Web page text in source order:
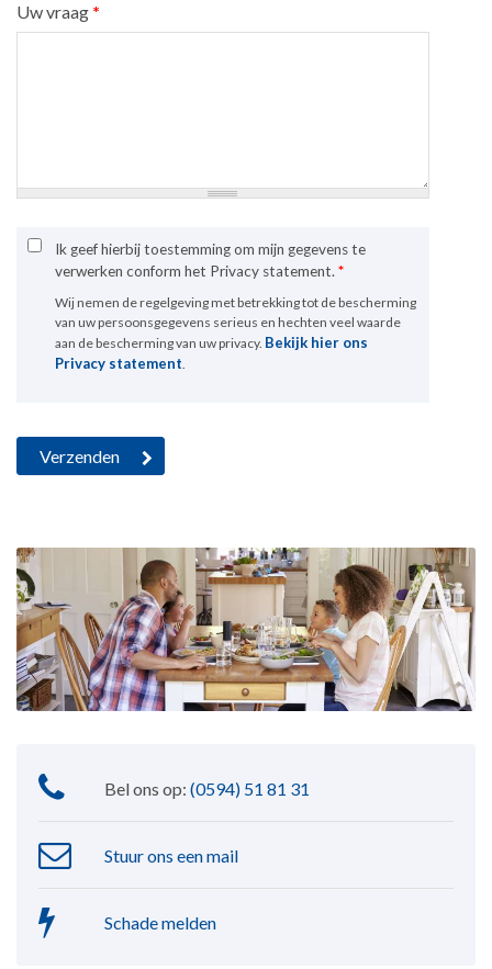
Uw vraag *
Ik geef hierbij toestemming om mijn gegevens te
verwerken conform het Privacy statement. *
Wij nemen de regelgeving met betrekking tot de bescherming
van uw persoonsgegevens serieus en hechten veel waarde
aan de bescherming van uw privacy. Bekijk hier ons
Privacy statement
Bel ons op: (0594) 51 81 31
Stuur ons een mail
Schade melden